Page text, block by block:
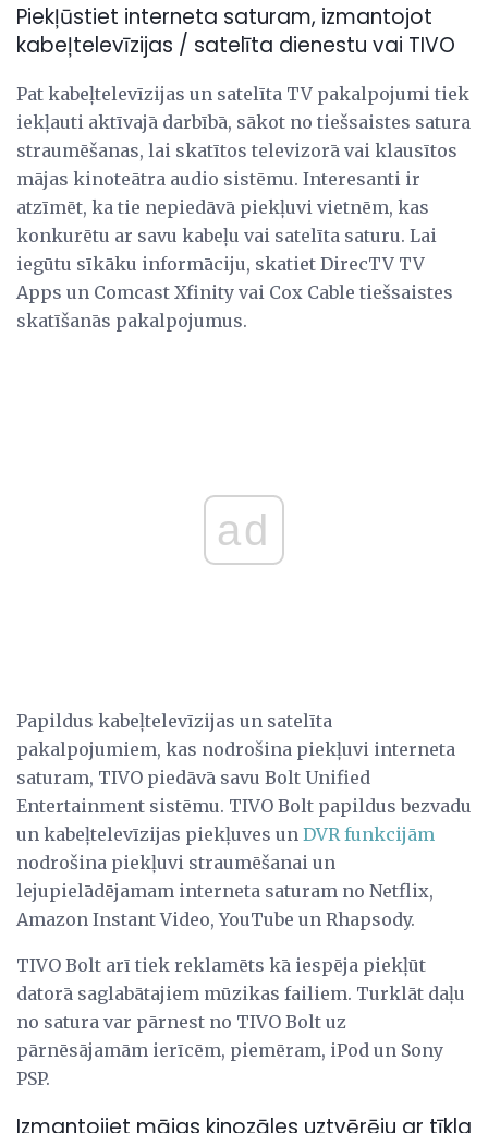
Piekļūstiet interneta saturam, izmantojot
kabeļtelevīzijas / satelīta dienestu vai TIVO
Pat kabeļtelevīzijas un satelīta TV pakalpojumi tiek
iekļauti aktīvajā darbībā, sākot no tiešsaistes satura
straumēšanas, lai skatītos televizorā vai klausītos
mājas kinoteātra audio sistēmu. Interesanti ir
atzīmēt, ka tie nepiedāvā piekļuvi vietnēm, kas
konkurētu ar savu kabeļu vai satelīta saturu. Lai
iegūtu sīkāku informāciju, skatiet DirecTV TV
Apps un Comcast Xfinity vai Cox Cable tiešsaistes
skatīšanās pakalpojumus.
ad
Papildus kabeļtelevīzijas un satelīta
pakalpojumiem, kas nodrošina piekļuvi interneta
saturam, TIVO piedāvā savu Bolt Unified
Entertainment sistēmu. TIVO Bolt papildus bezvadu
un kabeļtelevīzijas piekļuves un DVR funkcijām
nodrošina piekļuvi straumēšanai un
lejupielādējamam interneta saturam no Netflix,
Amazon Instant Video, YouTube un Rhapsody.
TIVO Bolt arī tiek reklamēts kā iespēja piekļūt
datorā saglabātajiem mūzikas failiem. Turklāt daļu
no satura var pārnest no TIVO Bolt uz
pārnēsājamām ierīcēm, piemēram, iPod un Sony
PSP.